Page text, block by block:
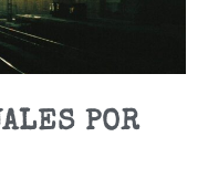
POR